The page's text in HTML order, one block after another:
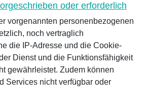
oder erforderlich
vorgenannten personenbezogenen
noch vertraglich
die IP-Adresse und die Cookie-
Dienst und die Funktionsfähigkeit
gewährleistet. Zudem können
Services nicht verfügbar oder